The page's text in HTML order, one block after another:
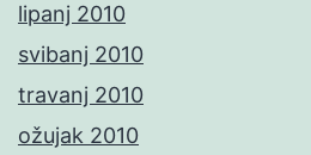
lipanj 2010
svibanj 2010
travanj 2010
ožujak 2010